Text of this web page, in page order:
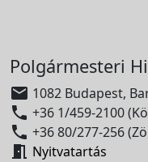
Polgármesteri
 1082 Budapest,
 +36 1/459-2100
 +36 80/277-256
 Nyitvatartás